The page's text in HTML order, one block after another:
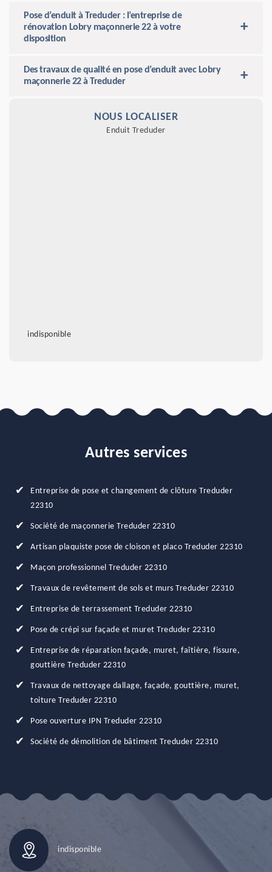
Pose d’enduit à Treduder : l’entreprise de
rénovation Lobry maçonnerie 22 à votre
disposition
Des travaux de qualité en pose d’enduit avec Lobry
maçonnerie 22 à Treduder
NOUS LOCALISER
Enduit Treduder
indisponible
Autres services
Entreprise de pose et changement de clôture Treduder
22310
Société de maçonnerie Treduder 22310
Artisan plaquiste pose de cloison et placo Treduder 22310
Maçon professionnel Treduder 22310
Travaux de revêtement de sols et murs Treduder 22310
Entreprise de terrassement Treduder 22310
Pose de crépi sur façade et muret Treduder 22310
Entreprise de réparation façade, muret, faîtière, fissure,
gouttière Treduder 22310
Travaux de nettoyage dallage, façade, gouttière, muret,
toiture Treduder 22310
Pose ouverture IPN Treduder 22310
Société de démolition de bâtiment Treduder 22310
indisponible